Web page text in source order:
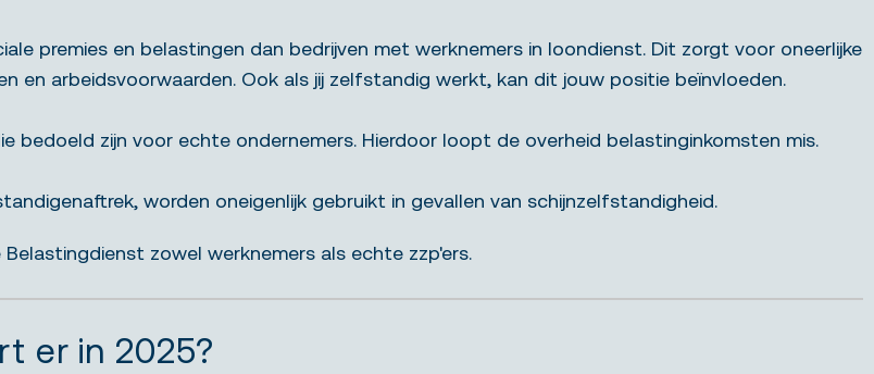
premies en belastingen dan bedrijven met werknemers in loondienst. Dit zorgt voor oneerlijke
en arbeidsvoorwaarden. Ook als jij zelfstandig werkt, kan dit jouw positie beïnvloeden.
bedoeld zijn voor echte ondernemers. Hierdoor loopt de overheid belastinginkomsten mis.
worden oneigenlijk gebruikt in gevallen van schijnzelfstandigheid.
zowel werknemers als echte zzp'ers.
er in 2025?